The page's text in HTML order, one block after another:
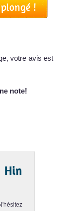
Notre avis
plongée
de Phi Phi
C'est une
avec
!
votre avis est
note!